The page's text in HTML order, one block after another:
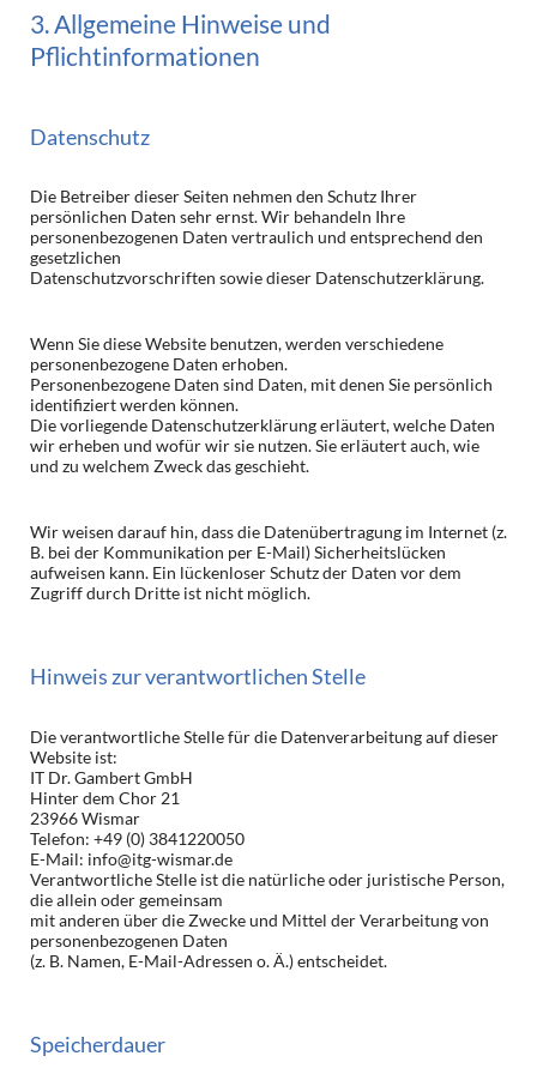
3. Allgemeine Hinweise und
Pflichtinformationen
Datenschutz
Die Betreiber dieser Seiten nehmen den Schutz Ihrer
persönlichen Daten sehr ernst. Wir behandeln Ihre
personenbezogenen Daten vertraulich und entsprechend den
gesetzlichen
Datenschutzvorschriften sowie dieser Datenschutzerklärung.
Wenn Sie diese Website benutzen, werden verschiedene
personenbezogene Daten erhoben.
Personenbezogene Daten sind Daten, mit denen Sie persönlich
identifiziert werden können.
Die vorliegende Datenschutzerklärung erläutert, welche Daten
wir erheben und wofür wir sie nutzen. Sie erläutert auch, wie
und zu welchem Zweck das geschieht.
Wir weisen darauf hin, dass die Datenübertragung im Internet (z.
B. bei der Kommunikation per E-Mail) Sicherheitslücken
aufweisen kann. Ein lückenloser Schutz der Daten vor dem
Zugriff durch Dritte ist nicht möglich.
Hinweis zur verantwortlichen Stelle
Die verantwortliche Stelle für die Datenverarbeitung auf dieser
Website ist:
IT Dr. Gambert GmbH
Hinter dem Chor 21
23966 Wismar
Telefon: +49 (0) 3841220050
E-Mail: info@itg-wismar.de
Verantwortliche Stelle ist die natürliche oder juristische Person,
die allein oder gemeinsam
mit anderen über die Zwecke und Mittel der Verarbeitung von
personenbezogenen Daten
(z. B. Namen, E-Mail-Adressen o. Ä.) entscheidet.
Speicherdauer